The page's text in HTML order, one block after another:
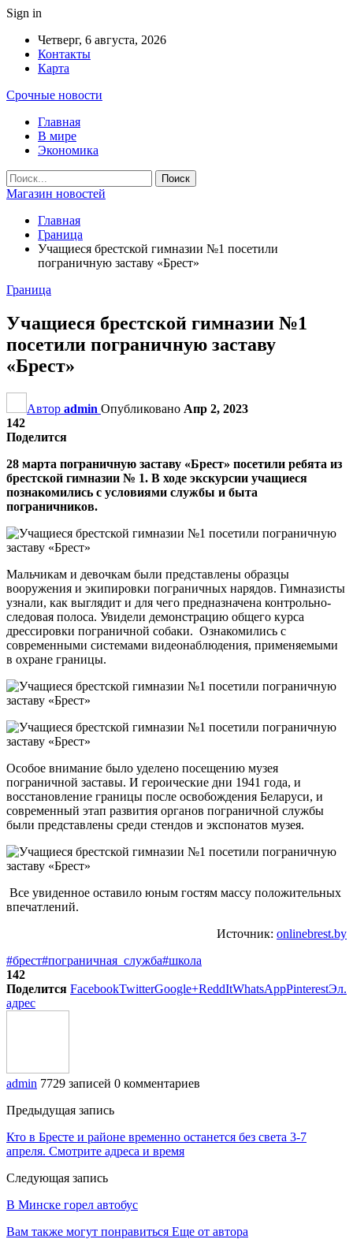
Sign in
Четверг, 6 августа, 2026
Контакты
Карта
Срочные новости
Главная
В мире
Экономика
Магазин новостей
Главная
Граница
Учащиеся брестской гимназии №1 посетили
пограничную заставу «Брест»
Граница
Учащиеся брестской гимназии №1
посетили пограничную заставу
«Брест»
Автор admin Опубликовано Апр 2, 2023
142
Поделится
28 марта пограничную заставу «Брест» посетили ребята из
брестской гимназии № 1. В ходе экскурсии учащиеся
познакомились с условиями службы и быта
пограничников.
Мальчикам и девочкам были представлены образцы
вооружения и экипировки пограничных нарядов. Гимназисты
узнали, как выглядит и для чего предназначена контрольно-
следовая полоса. Увидели демонстрацию общего курса
дрессировки пограничной собаки. Ознакомились с
современными системами видеонаблюдения, применяемыми
в охране границы.
Особое внимание было уделено посещению музея
пограничной заставы. И героические дни 1941 года, и
восстановление границы после освобождения Беларуси, и
современный этап развития органов пограничной службы
были представлены среди стендов и экспонатов музея.
Все увиденное оставило юным гостям массу положительных
впечатлений.
Источник: onlinebrest.by
#брест#пограничная_служба#школа
142
Поделится FacebookTwitterGoogle+ReddItWhatsAppPinterestЭл.
адрес
admin 7729 записей 0 комментариев
Предыдущая запись
Кто в Бресте и районе временно останется без света 3-7
апреля. Смотрите адреса и время
Следующая запись
В Минске горел автобус
Вам также могут понравиться Еще от автора